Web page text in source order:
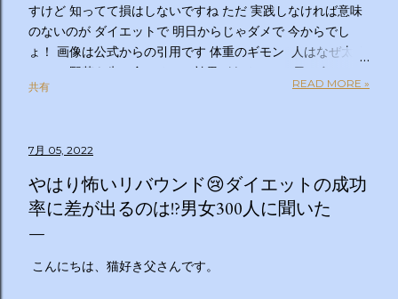
すけど 知ってて損はしないですね ただ 実践しなければ意味
のないのが ダイエットで 明日からじゃダメで 今からでし
ょ！ 画像は公式からの引用です 体重のギモン 人はなぜ太る
のか？ 野菜を先に食べるのは効果があるの？１日２食と３
食、どっちが太らない？「太りやすい人」と「太りにくい
腹、どうすれば凹む？「フェイスライン」はすっきりさせら
れる？ラクして太りにくい体になる方法は？私の理想体重っ
て何キロ？体重のギモン全部答えます！２時間ＳＰ ◇出演
者 【ＭＣ】林修 【副担任】斎藤ちはる（テレビ朝日アナ
ウンサー）【学級委員長】バカリズム 【学友】伊沢拓司
【ゲスト学友】名取裕子 島崎和歌子 宮世琉弥 伊集院光
【講師】小田原雅人 東京医科大学病院客員教授 加
共有 READ MORE »
7月 05, 2022
やはり怖いリバウンド😢ダイエットの成功
率に差が出るのは!?男女300人に聞いた
こんにちは、猫好き父さんです。